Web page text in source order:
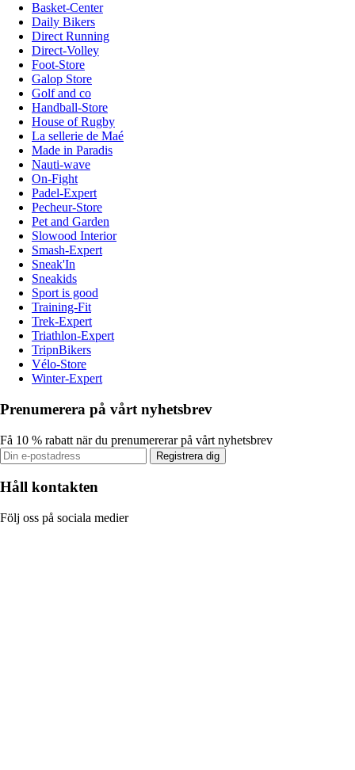
Basket-Center
Daily Bikers
Direct Running
Direct-Volley
Foot-Store
Galop Store
Golf and co
Handball-Store
House of Rugby
La sellerie de Maé
Made in Paradis
Nauti-wave
On-Fight
Padel-Expert
Pecheur-Store
Pet and Garden
Slowood Interior
Smash-Expert
Sneak'In
Sneakids
Sport is good
Training-Fit
Trek-Expert
Triathlon-Expert
TripnBikers
Vélo-Store
Winter-Expert
Prenumerera på vårt nyhetsbrev
Få 10 % rabatt när du prenumererar på vårt nyhetsbrev
Registrera dig
Håll kontakten
Följ oss på sociala medier